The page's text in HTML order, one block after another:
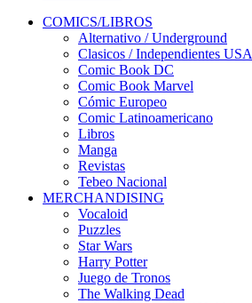
COMICS/LIBROS
Alternativo / Underground
Clasicos / Independientes USA
Comic Book DC
Comic Book Marvel
Cómic Europeo
Comic Latinoamericano
Libros
Manga
Revistas
Tebeo Nacional
MERCHANDISING
Vocaloid
Puzzles
Star Wars
Harry Potter
Juego de Tronos
The Walking Dead